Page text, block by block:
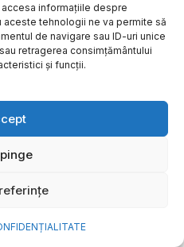
informațiile despre
tehnologii ne va permite să
de navigare sau ID-uri unice
retragerea consimțământului
și funcții.
noi, anotimpul în care
lucruri. Plecăm în
luni...